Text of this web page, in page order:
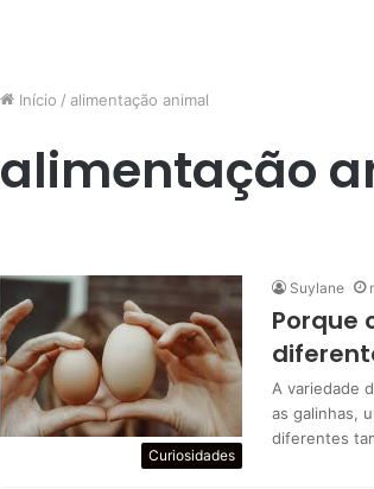
Início / alimentação animal
alimentação
Curiosidades
Suylane
Porque
A variedade
as galinhas,
diferentes